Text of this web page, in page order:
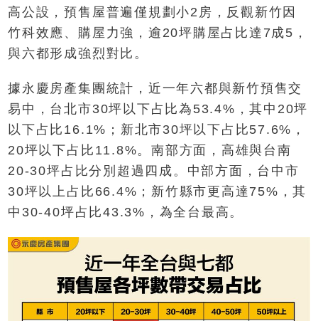
高公設，預售屋普遍僅規劃小2房，反觀新竹因
竹科效應、購屋力強，逾20坪購屋占比達7成5，
與六都形成強烈對比。
據永慶房產集團統計，近一年六都與新竹預售交
易中，台北市30坪以下占比為53.4%，其中20坪
以下占比16.1%；新北市30坪以下占比57.6%，
20坪以下占比11.8%。南部方面，高雄與台南
20-30坪占比分別超過四成。中部方面，台中市
30坪以上占比66.4%；新竹縣市更高達75%，其
中30-40坪占比43.3%，為全台最高。